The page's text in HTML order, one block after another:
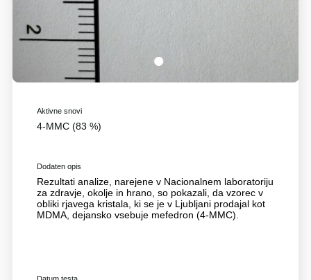
1
Aktivne snovi
4-MMC (83 %)
Dodaten opis
Rezultati analize, narejene v Nacionalnem laboratoriju
za zdravje, okolje in hrano, so pokazali, da vzorec v
obliki rjavega kristala, ki se je v Ljubljani prodajal kot
MDMA, dejansko vsebuje mefedron (4-MMC).